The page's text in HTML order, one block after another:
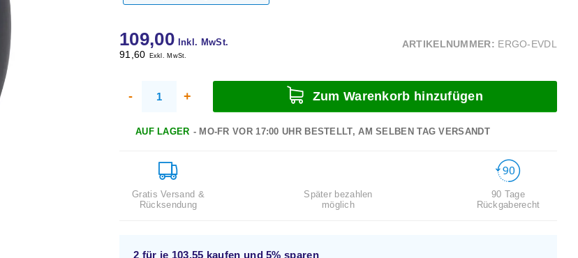
109,00
Inkl. MwSt.
91,60 Exkl. MwSt.
ARTIKELNUMMER: ERGO-EVDL
- + Zum Warenkorb hinzufügen
AUF LAGER - MO-FR VOR 17:00 UHR BESTELLT, AM SELBEN TAG VERSANDT
Gratis Versand &
Rücksendung
Später bezahlen
möglich
90 Tage
Rückgaberecht
2 für je 103,55 kaufen und5% sparen